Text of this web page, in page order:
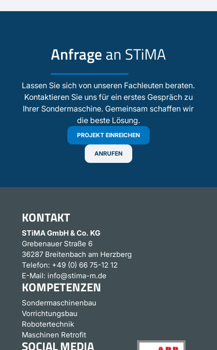
Anfragean STiMA
Lassen Sie sich von unseren Fachleuten beraten.
Kontaktieren Sie uns für ein erstes Gespräch zu
Ihrer Sondermaschine. Gemeinsam schaffen wir
die beste Lösung.
PROJEKT EINREICHEN
ANRUFEN
KONTAKT
STiMA GmbH & Co. KG
Grebenauer Straße 6
36287 Breitenbach am Herzberg
Telefon: +49 (0) 66 75-12 12
E-Mail: info@stima-m.de
KOMPETENZEN
Sondermaschinenbau
Vorrichtungsbau
Robotertechnik
Maschinen Retrofit
SOCIAL MEDIA